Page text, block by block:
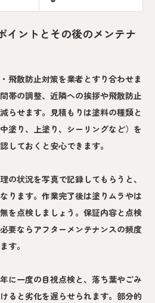
イントとその後のメンテナ
飛散防止対策を業者とすり合わせま
帯の調整、近隣への挨拶や飛散防止
らせます。見積もりは塗料の種類と
塗り、上塗り、シーリングなど）を
しておくと安心できます。
の状況を写真で記録してもらうと、
ります。作業完了後は塗りムラやは
を点検しましょう。保証内容と点検
要ならアフターメンテナンスの頻度
す。
に一度の目視点検と、落ち葉やごみ
ると劣化を遅らせられます。部分的